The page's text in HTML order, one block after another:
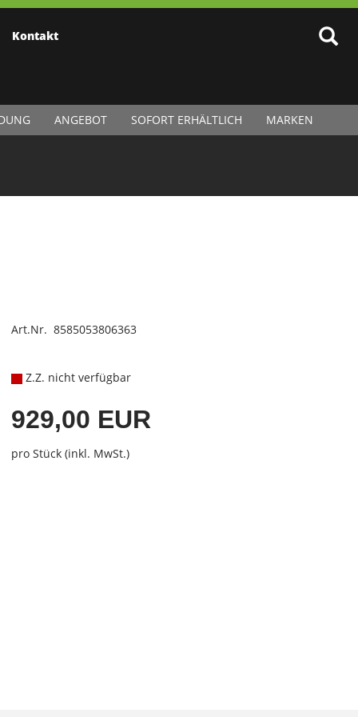
Kontakt
ANGEBOT SOFORT ERHÄLTLICH MARKEN
Art.Nr. 8585053806363
Z.Z. nicht verfügbar
929,00 EUR
pro Stück (inkl. MwSt.)